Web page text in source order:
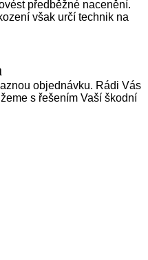
předběžné nacenění.
však určí technik na
objednávku. Rádi Vás
s řešením Vaší škodní